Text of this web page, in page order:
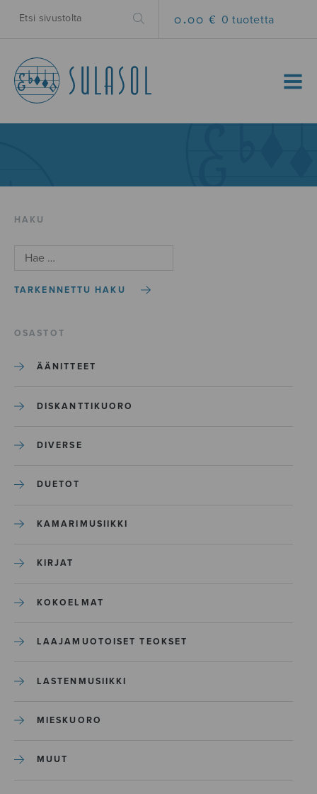
0.00 € 0 tuotetta
MENU
HAKU
TARKENNETTU HAKU
OSASTOT
ÄÄNITTEET
DISKANTTIKUORO
DIVERSE
DUETOT
KAMARIMUSIIKKI
KIRJAT
KOKOELMAT
LAAJAMUOTOISET TEOKSET
LASTENMUSIIKKI
MIESKUORO
MUUT